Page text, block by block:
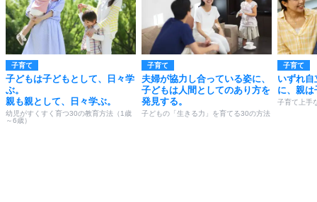
子育て
子どもは子どもとして、日々学
ぶ。
親も親として、日々学ぶ。
幼児がすくすく育つ30の教育方法（1歳
～6歳）
子育て
夫婦が協力し合っている姿に、
子どもは人間としてのあり方を
発見する。
子どもの「生きる力」を育てる30の方法
子育て
いずれ自
に、親は
子育て上手